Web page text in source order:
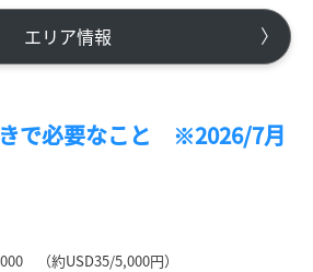
エリア情報
で必要なこと ※2026/7月
（約USD35/5,000円）